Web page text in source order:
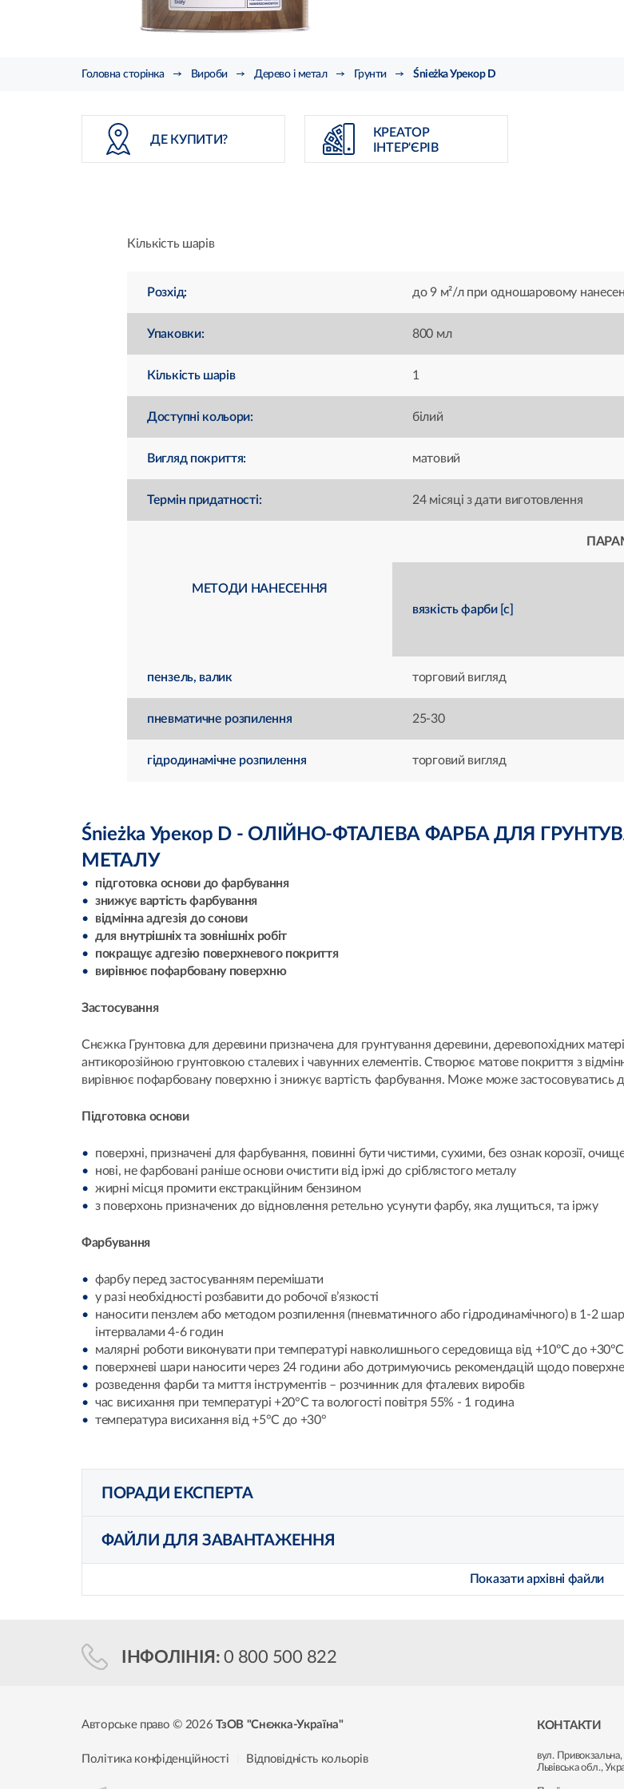
Головна сторінка Вироби Дерево і метал Грунти Śnieżka Урекор D
ДЕ КУПИТИ?
КРЕАТОР
ІНТЕР'ЄРІВ
Кількість шарів
Розхід: до 9 м²/л при одношаровому
Упаковки: 800 мл
Кількість шарів 1
Доступні кольори: білий
Вигляд покриття: матовий
Термін придатності: 24 місяці з дати виготовлення
МЕТОДИ НАНЕСЕННЯ
вязкість фарби [с]
пензель, валик торговий вигляд
пневматичне розпилення 25-30
гідродинамічне розпилення торговий вигляд
Śnieżka Урекор D - ОЛІЙНО-ФТАЛЕВА ФАРБА ДЛЯ
МЕТАЛУ
підготовка основи до фарбування
знижує вартість фарбування
відмінна адгезія до сонови
для внутрішніх та зовнішніх робіт
покращує адгезію поверхневого покриття
вирівнює пофарбовану поверхню
Застосування
Снєжка Грунтовка для деревини призначена для грунтування деревини, деревопохідних
антикорозійною грунтовкою сталевих і чавунних елементів. Створює матове покриття з
вирівнює пофарбовану поверхню і знижує вартість фарбування. Може може застосовуватись
Підготовка основи
поверхні, призначені для фарбування, повинні бути чистими, сухими, без ознак корозії,
нові, не фарбовані раніше основи очистити від іржі до сріблястого металу
жирні місця промити екстракційним бензином
з поверхонь призначених до відновлення ретельно усунути фарбу, яка лущиться, та іржу
Фарбування
фарбу перед застосуванням перемішати
у разі необхідності розбавити до робочої в’язкості
наносити пензлем або методом розпилення (пневматичного або гідродинамічного) в 1-2
інтервалами 4-6 годин
малярні роботи виконувати при температурі навколишнього середовища від +10ºС до +30ºС
поверхневі шари наносити через 24 години або дотримуючись рекомендацій щодо
розведення фарби та миття інструментів – розчинник для фталевих виробів
час висихання при температурі +20°С та вологості повітря 55% - 1 година
температура висихання від +5°С до +30°
ПОРАДИ ЕКСПЕРТА
ФАЙЛИ ДЛЯ ЗАВАНТАЖЕННЯ
Показати архівні файли
ІНФОЛІНІЯ: 0 800 500 822
Авторське право © 2026ТзОВ "Снєжка-Україна"
Політика конфіденційності Відповідність кольорів
КОНТАКТИ
вул. Привокзальна,
Львівська обл.,